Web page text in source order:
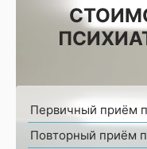
Первичный приём
Повторный приём